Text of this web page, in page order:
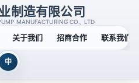
制造有限公司
MANUFACTURING CO., LTD
关于我们 招商合作 联系我们
中